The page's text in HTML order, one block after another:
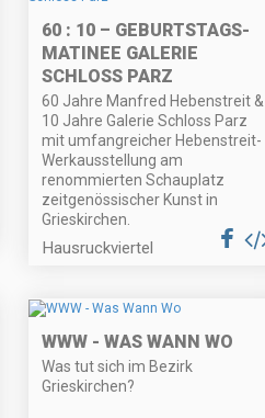
60 : 10 – GEBURTSTAGS-
MATINEE GALERIE
SCHLOSS PARZ
60 Jahre Manfred Hebenstreit &
10 Jahre Galerie Schloss Parz
mit umfangreicher Hebenstreit-
Werkausstellung am
renommierten Schauplatz
zeitgenössischer Kunst in
Grieskirchen.
Hausruckviertel
WWW - WAS WANN WO
Was tut sich im Bezirk
Grieskirchen?